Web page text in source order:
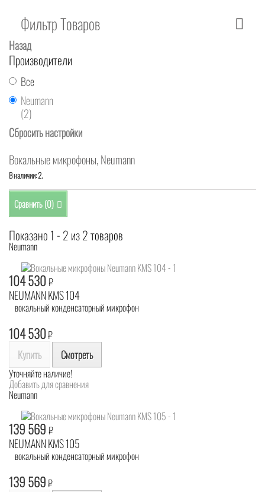
Фильтр Товаров
Назад
Производители
Все
Neumann
(2)
Сбросить настройки
Вокальные микрофоны, Neumann
В наличии: 2.
Сравнить (0)
Показано 1 - 2 из 2 товаров
Neumann
104 530₽
NEUMANN KMS 104
вокальный конденсаторный микрофон
104 530₽
Купить Смотреть
Уточняйте наличие!
Добавить для сравнения
Neumann
139 569 ₽
NEUMANN KMS 105
вокальный конденсаторный микрофон
139 569₽